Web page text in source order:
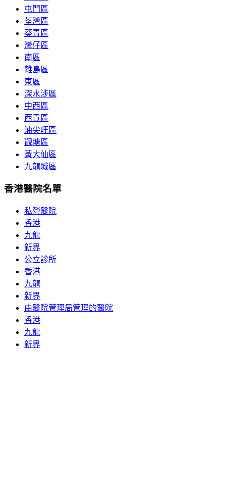
屯門區
荃灣區
葵青區
灣仔區
南區
離島區
東區
深水涉區
中西區
西貢區
油尖旺區
觀塘區
黃大仙區
九龍城區
香港醫院名單
私營醫院
香港
九龍
新界
公立診所
香港
九龍
新界
由醫院管理局管理的醫院
香港
九龍
新界